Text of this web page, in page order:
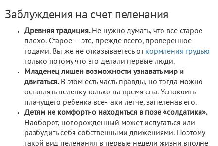
Заблуждения на счет пеленания
Древняя традиция.Не нужно думать, что все старое
плохо. Старое — это, прежде всего, проверенное
годами. Вы же не отказываетесь от кормления грудью
только потому что это делали первые люди.
Младенец лишен возможности узнавать мир и
двигаться. В этом есть часть правды, но тогда можно
оставлять пеленку только на время сна. Успокоить
плачущего ребенка все-таки легче, запеленав его.
Детям не комфортно находиться в позе «солдатика».
Наоборот, новорожденный может испугаться или
разбудить себя собственными движениями. Поэтому
такой вид пеленания в первые недели жизни вполне